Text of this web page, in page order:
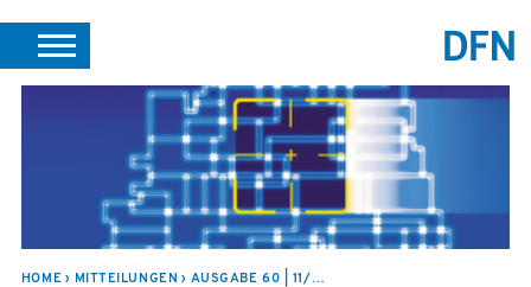
PORTALE SUPPORT JOBS LEICHTE SPRACHE
VEREIN INTERN
HOME MITTEILUNGEN AUSGABE 60 | 11/2002